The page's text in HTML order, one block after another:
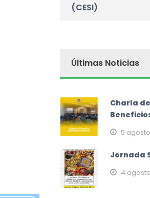
(CESI)
Últimas Noticias
Charla
5
Jornada
4